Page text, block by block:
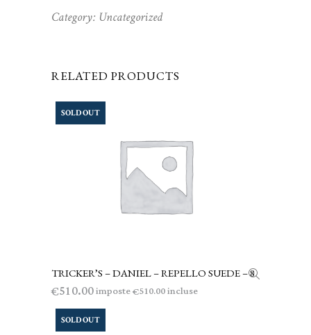
Category: Uncategorized
RELATED PRODUCTS
SOLD OUT
LEGGI TUTTO
TRICKER’S – DANIEL – REPELLO SUEDE – 8
€510.00imposte€510.00incluse
SOLD OUT